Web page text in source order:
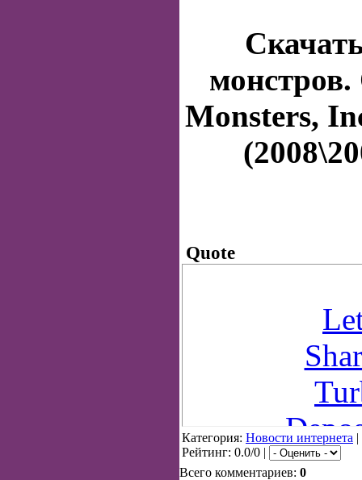
монстров.
Monsters,
Quote
Категория: Новости интернета
Рейтинг: 0.0/0 |
Всего комментариев: 0